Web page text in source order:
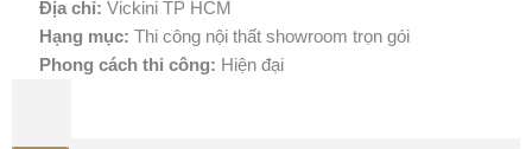
Địa chỉ:Vickini TP HCM
Hạng mục:Thi công nội thất showroom trọn gói
Phong cách thi công: Hiện đại